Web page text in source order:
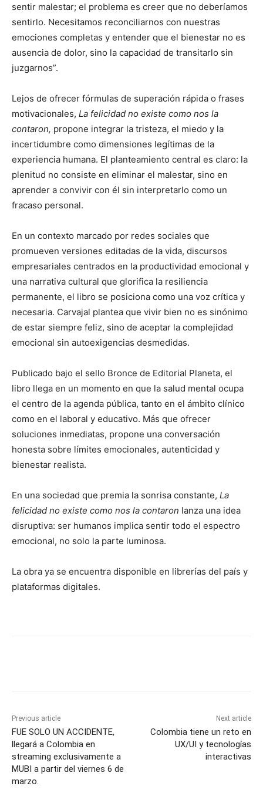
sentir malestar; el problema es creer que no deberíamos
sentirlo. Necesitamos reconciliarnos con nuestras
emociones completas y entender que el bienestar no es
ausencia de dolor, sino la capacidad de transitarlo sin
juzgarnos”.
Lejos de ofrecer fórmulas de superación rápida o frases
motivacionales, La felicidad no existe como nos la
contaron, propone integrar la tristeza, el miedo y la
incertidumbre como dimensiones legítimas de la
experiencia humana. El planteamiento central es claro: la
plenitud no consiste en eliminar el malestar, sino en
aprender a convivir con él sin interpretarlo como un
fracaso personal.
En un contexto marcado por redes sociales que
promueven versiones editadas de la vida, discursos
empresariales centrados en la productividad emocional y
una narrativa cultural que glorifica la resiliencia
permanente, el libro se posiciona como una voz crítica y
necesaria. Carvajal plantea que vivir bien no es sinónimo
de estar siempre feliz, sino de aceptar la complejidad
emocional sin autoexigencias desmedidas.
Publicado bajo el sello Bronce de Editorial Planeta, el
libro llega en un momento en que la salud mental ocupa
el centro de la agenda pública, tanto en el ámbito clínico
como en el laboral y educativo. Más que ofrecer
soluciones inmediatas, propone una conversación
honesta sobre límites emocionales, autenticidad y
bienestar realista.
En una sociedad que premia la sonrisa constante, La
felicidad no existe como nos la contaron lanza una idea
disruptiva: ser humanos implica sentir todo el espectro
emocional, no solo la parte luminosa.
La obra ya se encuentra disponible en librerías del país y
plataformas digitales.
Previous article
FUE SOLO UN ACCIDENTE,
llegará a Colombia en
streaming exclusivamente a
MUBI a partir del viernes 6 de
marzo.
Next article
Colombia tiene un reto en
UX/UI y tecnologías
interactivas